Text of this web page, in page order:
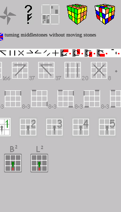
turning middlestones without moving stones